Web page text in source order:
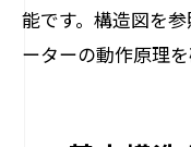
実務で活
モーター
能です。構造図を
ーターの動作原理